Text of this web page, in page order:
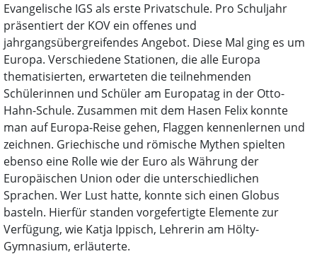
Evangelische IGS als erste Privatschule. Pro Schuljahr
präsentiert der KOV ein offenes und
jahrgangsübergreifendes Angebot. Diese Mal ging es um
Europa. Verschiedene Stationen, die alle Europa
thematisierten, erwarteten die teilnehmenden
Schülerinnen und Schüler am Europatag in der Otto-
Hahn-Schule. Zusammen mit dem Hasen Felix konnte
man auf Europa-Reise gehen, Flaggen kennenlernen und
zeichnen. Griechische und römische Mythen spielten
ebenso eine Rolle wie der Euro als Währung der
Europäischen Union oder die unterschiedlichen
Sprachen. Wer Lust hatte, konnte sich einen Globus
basteln. Hierfür standen vorgefertigte Elemente zur
Verfügung, wie Katja Ippisch, Lehrerin am Hölty-
Gymnasium, erläuterte.